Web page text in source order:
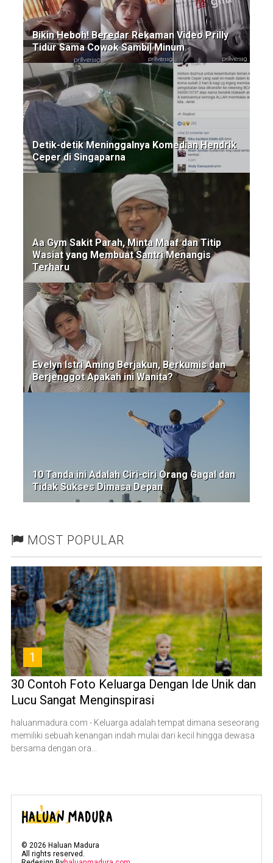
Bikin Heboh! Beredar Rekaman Video Prilly
Tidur Sama Cowok Sambil Minum
Detik-detik Meninggalnya Komedian Hendrik
Ceper di Singaparna
Aa Gym Sakit Parah, Minta Maaf dan Titip
Wasiat yang Membuat Santri Menangis
Terharu
Evelyn Istri Aming Berjakun, Berkumis dan
Berjenggot Apakah ini Wanita?
10 Tanda ini Adalah Ciri-ciri Orang Gagal dan
Tidak Sukses Dimasa Depan
MOST POPULAR
1
30 Contoh Foto Keluarga Dengan Ide Unik dan
Lucu Sangat Menginspirasi
haluanmadura.com - Keluarga adalah tempat dimana seseorang
memiliki sebuah kenangan indah mulai dari kecil hingga dewasa
bersama dengan ora...
©2026 Haluan Madura
All rights reserved.